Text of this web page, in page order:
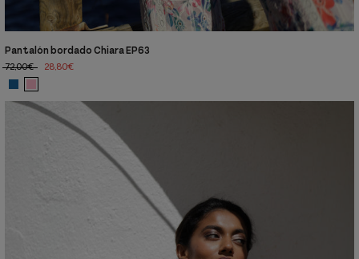
Pantalón bordado Chiara EP63
72,00€
28,80€